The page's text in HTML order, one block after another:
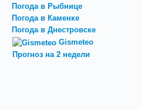
Погода в Рыбнице
Погода в Каменке
Погода в Днестровске
Gismeteo
Прогноз на 2 недели